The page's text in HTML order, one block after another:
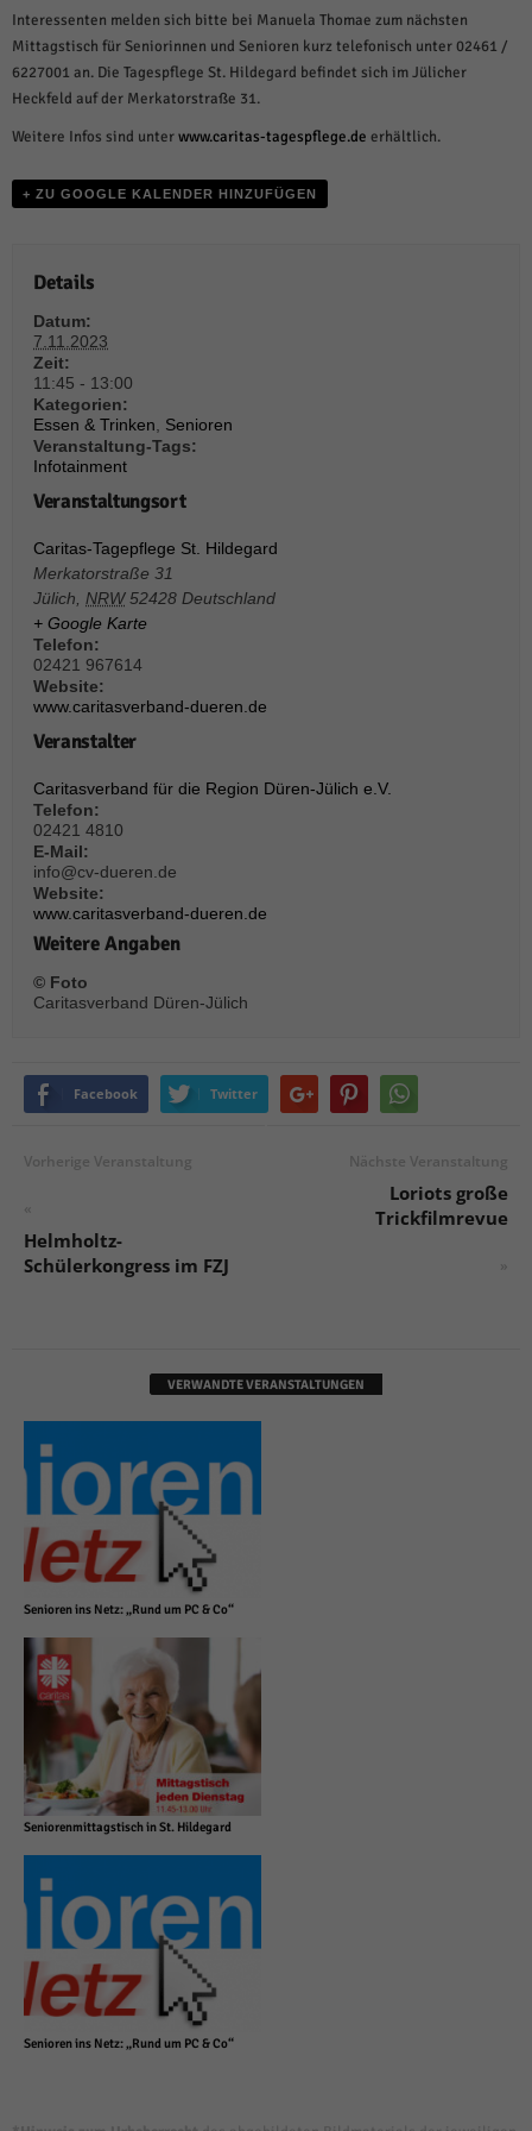
Interessenten melden sich bitte bei Manuela Thomae zum nächsten
Mittagstisch für Seniorinnen und Senioren kurz telefonisch unter 02461 /
6227001 an. Die Tagespflege St. Hildegard befindet sich im Jülicher
Heckfeld auf der Merkatorstraße 31.
Weitere Infos sind unterwww.caritas-tagespflege.de erhältlich.
+ ZU GOOGLE KALENDER HINZUFÜGEN
Details
Datum:
7.11.2023
Zeit:
11:45 - 13:00
Kategorien:
Essen & Trinken, Senioren
Veranstaltung-Tags:
Infotainment
Veranstaltungsort
Caritas-Tagepflege St. Hildegard
Merkatorstraße 31
Jülich, NRW 52428 Deutschland
+ Google Karte
Telefon:
02421 967614
Website:
www.caritasverband-dueren.de
Veranstalter
Caritasverband für die Region Düren-Jülich e.V.
Telefon:
02421 4810
E-Mail:
info@cv-dueren.de
Website:
www.caritasverband-dueren.de
Weitere Angaben
© Foto
Caritasverband Düren-Jülich
Facebook Twitter
Vorherige Veranstaltung
«
Helmholtz-
Schülerkongress im FZJ
Nächste Veranstaltung
Loriots große
Trickfilmrevue
»
VERWANDTE VERANSTALTUNGEN
Senioren ins Netz: „Rund um PC & Co“
Seniorenmittagstisch in St. Hildegard
Senioren ins Netz: „Rund um PC & Co“
auswählen.
Alle akzeptieren Speichern und weiter
Essenzielle Cookies ermöglichen grundlegende Funktionen und sind für die
Statistik Cookies erfassen Informationen anonym. Diese Informationen helfen
uns zu verstehen, wie unsere Besucher unsere Website nutzen.
Marketing (1)
Marketing-Cookies werden von Drittanbietern oder Publishern verwendet,
um personalisierte Werbung anzuzeigen. Sie tun dies, indem sie Besucher
Cookie-Informationen anzeigen
Externe Medien (6)
Inhalte von Videoplattformen und Social-Media-Plattformen werden
standardmäßig blockiert. Wenn Cookies von externen Medien akzeptiert
werden, bedarf der Zugriff auf diese Inhalte keiner manuellen Einwilligung
mehr.
powered by Borlabs Cookie Datenschutzerklärung